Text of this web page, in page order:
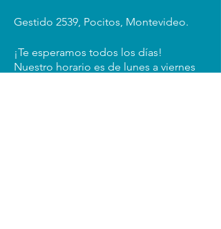
Gestido 2539, Pocitos, Montevideo.
¡Te esperamos todos los días!
Nuestro horario es de lunes a viernes